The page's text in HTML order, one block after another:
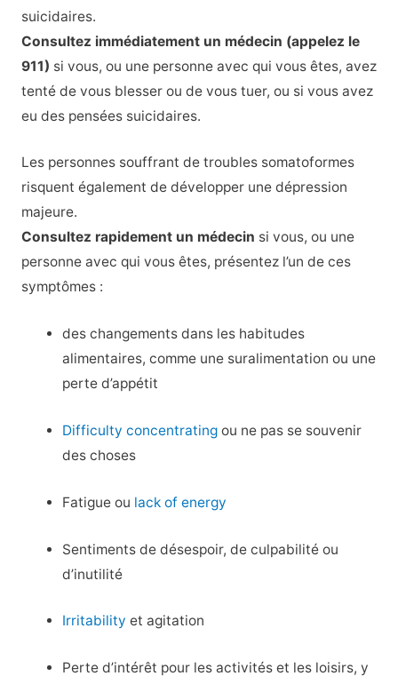
suicidaires.
Consultez immédiatement un médecin (appelez le
911) si vous, ou une personne avec qui vous êtes, avez
tenté de vous blesser ou de vous tuer, ou si vous avez
eu des pensées suicidaires.
Les personnes souffrant de troubles somatoformes
risquent également de développer une dépression
majeure.
Consultez rapidement un médecin si vous, ou une
personne avec qui vous êtes, présentez l’un de ces
symptômes :
des changements dans les habitudes
alimentaires, comme une suralimentation ou une
perte d’appétit
Difficulty concentrating ou ne pas se souvenir
des choses
Fatigue ou lack of energy
Sentiments de désespoir, de culpabilité ou
d’inutilité
Irritability et agitation
Perte d’intérêt pour les activités et les loisirs, y